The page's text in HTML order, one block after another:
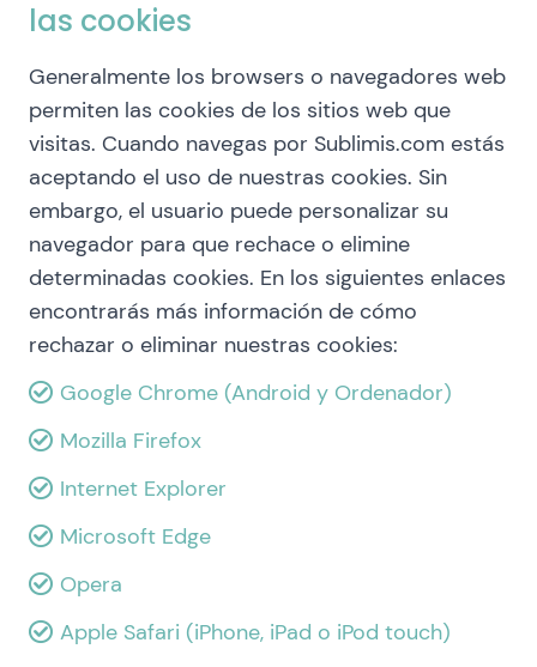
las cookies
Generalmente los browsers o navegadores web
permiten las cookies de los sitios web que
visitas. Cuando navegas por Sublimis.com estás
aceptando el uso de nuestras cookies. Sin
embargo, el usuario puede personalizar su
navegador para que rechace o elimine
determinadas cookies. En los siguientes enlaces
encontrarás más información de cómo
rechazar o eliminar nuestras cookies:
Google Chrome (Android y Ordenador)
Mozilla Firefox
Internet Explorer
Microsoft Edge
Opera
Apple Safari (iPhone, iPad o iPod touch)